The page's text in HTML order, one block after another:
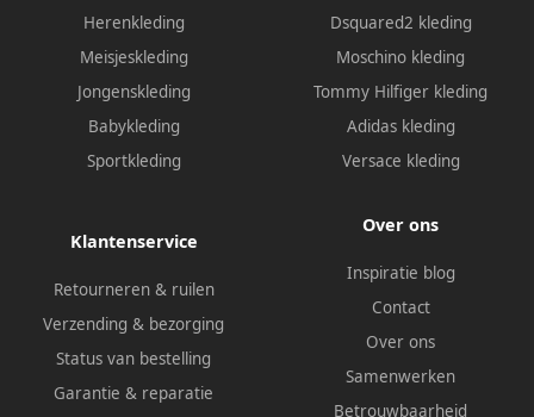
Herenkleding
Meisjeskleding
Jongenskleding
Babykleding
Sportkleding
Dsquared2 kleding
Moschino kleding
Tommy Hilfiger kleding
Adidas kleding
Versace kleding
Klantenservice
Retourneren & ruilen
Verzending & bezorging
Status van bestelling
Garantie & reparatie
Over ons
Inspiratie blog
Contact
Over ons
Samenwerken
Betrouwbaarheid